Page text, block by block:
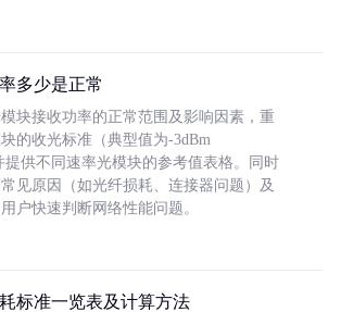
多少是正常
块接收功率的正常范围及影响因素，重
的收光标准（典型值为-3dBm
提供不同速率光模块的参考值表格。同时
见原因（如光纤损耗、连接器问题）及
户快速判断网络性能问题。
标准一览表及计算方法